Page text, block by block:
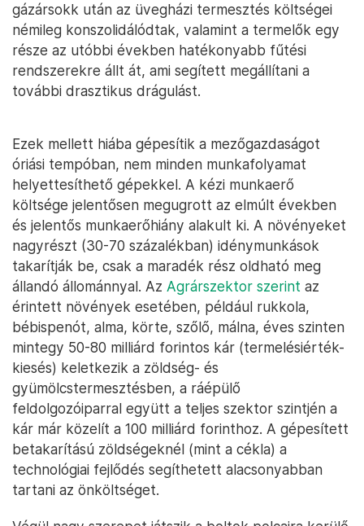
gázársokk után az üvegházi termesztés költségei
némileg konszolidálódtak, valamint a termelők egy
része az utóbbi években hatékonyabb fűtési
rendszerekre állt át, ami segített megállítani a
további drasztikus drágulást.
Ezek mellett hiába gépesítik a mezőgazdaságot
óriási tempóban, nem minden munkafolyamat
helyettesíthető gépekkel. A kézi munkaerő
költsége jelentősen megugrott az elmúlt években
és jelentős munkaerőhiány alakult ki. A növényeket
nagyrészt (30-70 százalékban) idénymunkások
takarítják be, csak a maradék rész oldható meg
állandó állománnyal. Az Agrárszektor szerint az
érintett növények esetében, például rukkola,
bébispenót, alma, körte, szőlő, málna, éves szinten
mintegy 50-80 milliárd forintos kár (termelésiérték-
kiesés) keletkezik a zöldség- és
gyümölcstermesztésben, a ráépülő
feldolgozóiparral együtt a teljes szektor szintjén a
kár már közelít a 100 milliárd forinthoz. A gépesített
betakarítású zöldségeknél (mint a cékla) a
technológiai fejlődés segíthetett alacsonyabban
tartani az önköltséget.